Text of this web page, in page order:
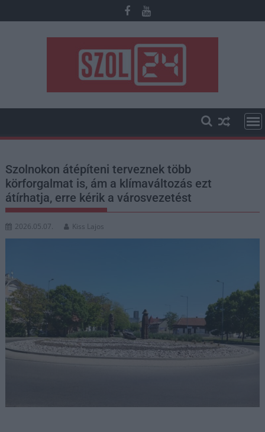
to
Szolnokon átépíteni terveznek több
körforgalmat is, ám a klímaváltozás ezt
átírhatja, erre kérik a városvezetést
2026.05.07. Kiss Lajos